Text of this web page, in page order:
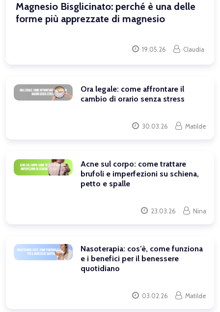
Magnesio Bisglicinato: perché è una delle
forme più apprezzate di magnesio
19.05.26 Claudia
Ora legale: come affrontare il
cambio di orario senza stress
30.03.26 Matilde
Acne sul corpo: come trattare
brufoli e imperfezioni su schiena,
petto e spalle
23.03.26 Nina
Nasoterapia: cos’è, come funziona
e i benefici per il benessere
quotidiano
03.02.26 Matilde